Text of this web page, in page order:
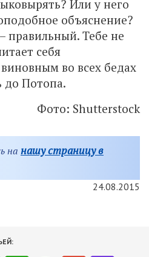
Или у него
объяснение?
правильный. Тебе не
себя
во всех бедах
до Потопа.
Фото: Shutterstock
на нашу страницу в
24.08.2015